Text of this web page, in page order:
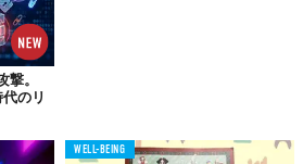
はスウェーデンルーツにちなんで
供するなど、食と飲料が店舗体験にま
ァッションと食の蜜月関係
撃。
のリ
WELL-BEING